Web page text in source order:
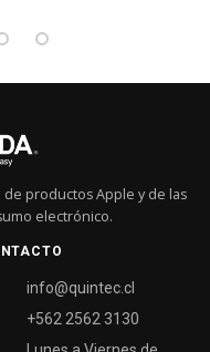
productos Apple y de las
electrónico.
info@quintec.cl
+562 2562 3130